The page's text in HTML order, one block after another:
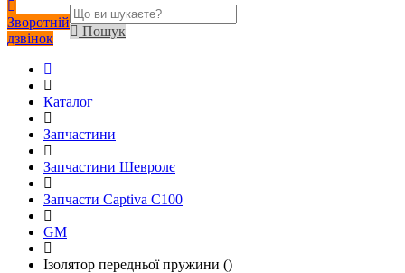
Зворотній
дзвінок
Пошук
Каталог
Запчастини
Запчастини Шевролє
Запчасти Captiva C100
GM
Ізолятор передньої пружини ()